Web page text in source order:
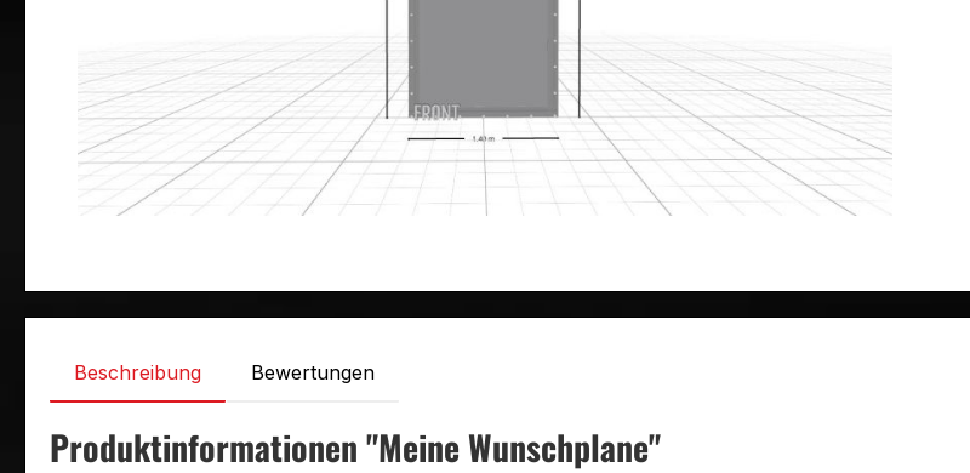
Beschreibung Bewertungen
Produktinformationen "Meine Wunschplane"